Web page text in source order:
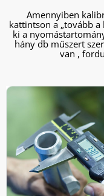
Amennyiben
kattintson a „tovább a
ki a
hány db műszert
van ,